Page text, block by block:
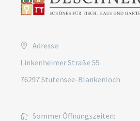
Adresse:
Linkenheimer Straße 55
76297 Stutensee-Blankenloch
Sommer Öffnungszeiten: